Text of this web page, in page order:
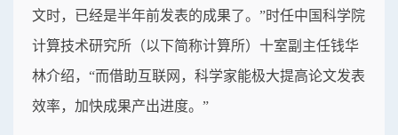
文时，已经是半年前发表的成果了。”时任中国科学院
计算技术研究所（以下简称计算所）十室副主任钱华
林介绍，“而借助互联网，科学家能极大提高论文发表
效率，加快成果产出进度。”